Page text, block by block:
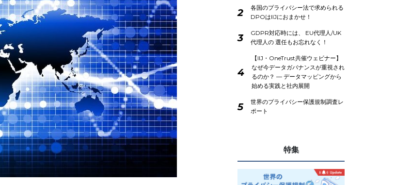
2
各国のプライバシー法で求められる
DPOはIIJにおまかせ！
3
GDPR対応時には、 EU代理人/UK
代理人の 選任もお忘れなく！
4
【IIJ・OneTrust共催ウェビナー】
なぜ今データガバナンスが重視され
るのか？ ― データマッピングから
始める実践と社内展開
5
世界のプライバシー保護規制調査レ
ポート
特集